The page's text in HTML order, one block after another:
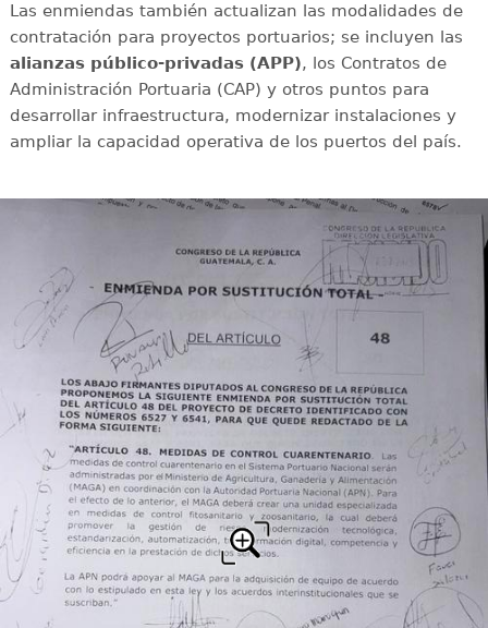
Las enmiendas también actualizan las modalidades de
contratación para proyectos portuarios; se incluyen las
alianzas público-privadas (APP), los Contratos de
Administración Portuaria (CAP) y otros puntos para
desarrollar infraestructura, modernizar instalaciones y
ampliar la capacidad operativa de los puertos del país.